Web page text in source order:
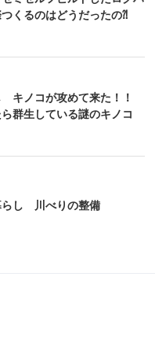
くるのはどうだったの⁈
キノコが攻めて来た！！
群生している謎のキノコ
らし 川べりの整備